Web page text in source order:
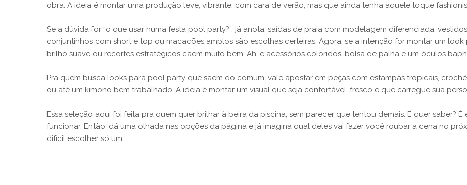
obra. A ideia é montar uma produção leve, vibrante, com cara de verão, mas que ainda tenha aquele toque
Se a dúvida for “o que usar numa festa pool party?”, já anota: saídas de praia com modelagem diferenciada,
conjuntinhos com short e top ou macacões amplos são escolhas certeiras. Agora, se a intenção for montar um
brilho suave ou recortes estratégicos caem muito bem. Ah, e acessórios coloridos, bolsa de palha e um óculos
Pra quem busca looks para pool party que saem do comum, vale apostar em peças com estampas tropicais,
ou até um kimono bem trabalhado. A ideia é montar um visual que seja confortável, fresco e que carregue sua
Essa seleção aqui foi feita pra quem quer brilhar à beira da piscina, sem parecer que tentou demais. E quer saber?
funcionar. Então, dá uma olhada nas opções da página e já imagina qual deles vai fazer você roubar a cena no
difícil escolher só um.